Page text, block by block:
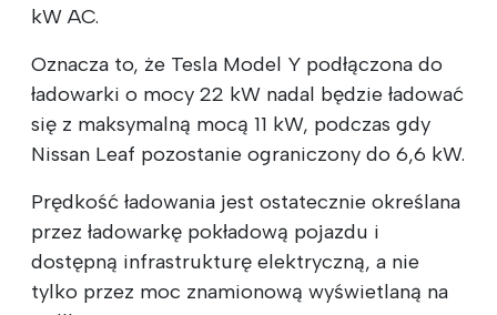
kW AC.
Oznacza to, że Tesla Model Y podłączona do
ładowarki o mocy 22 kW nadal będzie ładować
się z maksymalną mocą 11 kW, podczas gdy
Nissan Leaf pozostanie ograniczony do 6,6 kW.
Prędkość ładowania jest ostatecznie określana
przez ładowarkę pokładową pojazdu i
dostępną infrastrukturę elektryczną, a nie
tylko przez moc znamionową wyświetlaną na